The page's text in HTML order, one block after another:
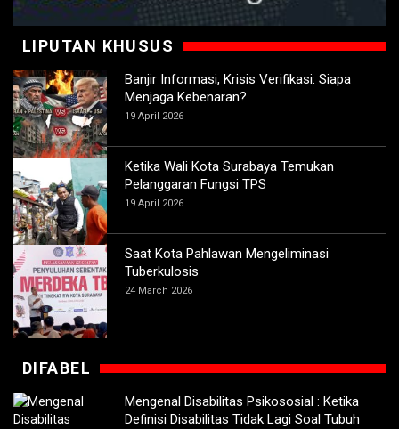
LIPUTAN KHUSUS
Banjir Informasi, Krisis Verifikasi: Siapa
Menjaga Kebenaran?
19 April 2026
Ketika Wali Kota Surabaya Temukan
Pelanggaran Fungsi TPS
19 April 2026
Saat Kota Pahlawan Mengeliminasi
Tuberkulosis
24 March 2026
DIFABEL
Mengenal Disabilitas Psikososial : Ketika
Definisi Disabilitas Tidak Lagi Soal Tubuh